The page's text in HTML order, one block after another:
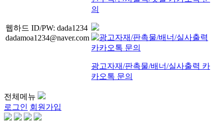
웹하드 ID/PW: dada1234
dadamoa1234@naver.com
의
광고자재/판촉물/배너/실사출력 카
카오톡 문의
전체메뉴
로그인 회원가입